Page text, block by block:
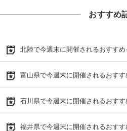
おすすめ
北陸で今週末に開催されるおすすめ
富山県で今週末に開催されるおす
石川県で今週末に開催されるおす
福井県で今週末に開催されるおす